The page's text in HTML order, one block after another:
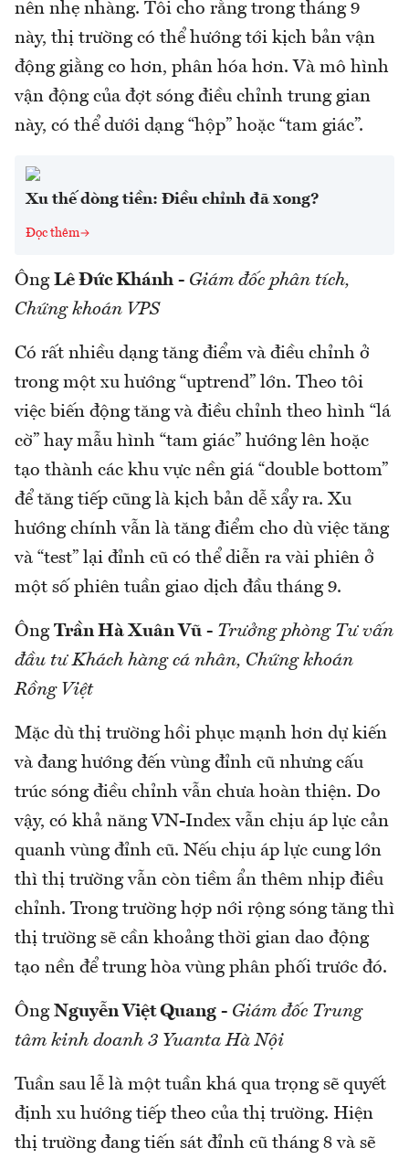
nên nhẹ nhàng. Tôi cho rằng trong tháng 9
này, thị trường có thể hướng tới kịch bản vận
động giằng co hơn, phân hóa hơn. Và mô hình
vận động của đợt sóng điều chỉnh trung gian
này, có thể dưới dạng “hộp” hoặc “tam giác”.
Xu thế dòng tiền: Điều chỉnh đã xong?
Đọc thêm
Ông Lê Đức Khánh - Giám đốc phân tích,
Chứng khoán VPS
Có rất nhiều dạng tăng điểm và điều chỉnh ở
trong một xu hướng “uptrend” lớn. Theo tôi
việc biến động tăng và điều chỉnh theo hình “lá
cờ” hay mẫu hình “tam giác” hướng lên hoặc
tạo thành các khu vực nền giá “double bottom”
để tăng tiếp cũng là kịch bản dễ xẩy ra. Xu
hướng chính vẫn là tăng điểm cho dù việc tăng
và “test” lại đỉnh cũ có thể diễn ra vài phiên ở
một số phiên tuần giao dịch đầu tháng 9.
Ông Trần Hà Xuân Vũ - Trưởng phòng Tư vấn
đầu tư Khách hàng cá nhân, Chứng khoán
Rồng Việt
Mặc dù thị trường hồi phục mạnh hơn dự kiến
và đang hướng đến vùng đỉnh cũ nhưng cấu
trúc sóng điều chỉnh vẫn chưa hoàn thiện. Do
vậy, có khả năng VN-Index vẫn chịu áp lực cản
quanh vùng đỉnh cũ. Nếu chịu áp lực cung lớn
thì thị trường vẫn còn tiềm ẩn thêm nhịp điều
chỉnh. Trong trường hợp nới rộng sóng tăng thì
thị trường sẽ cần khoảng thời gian dao động
tạo nền để trung hòa vùng phân phối trước đó.
Ông Nguyễn Việt Quang - Giám đốc Trung
tâm kinh doanh 3 Yuanta Hà Nội
Tuần sau lễ là một tuần khá qua trọng sẽ quyết
định xu hướng tiếp theo của thị trường. Hiện
thị trường đang tiến sát đỉnh cũ tháng 8 và sẽ